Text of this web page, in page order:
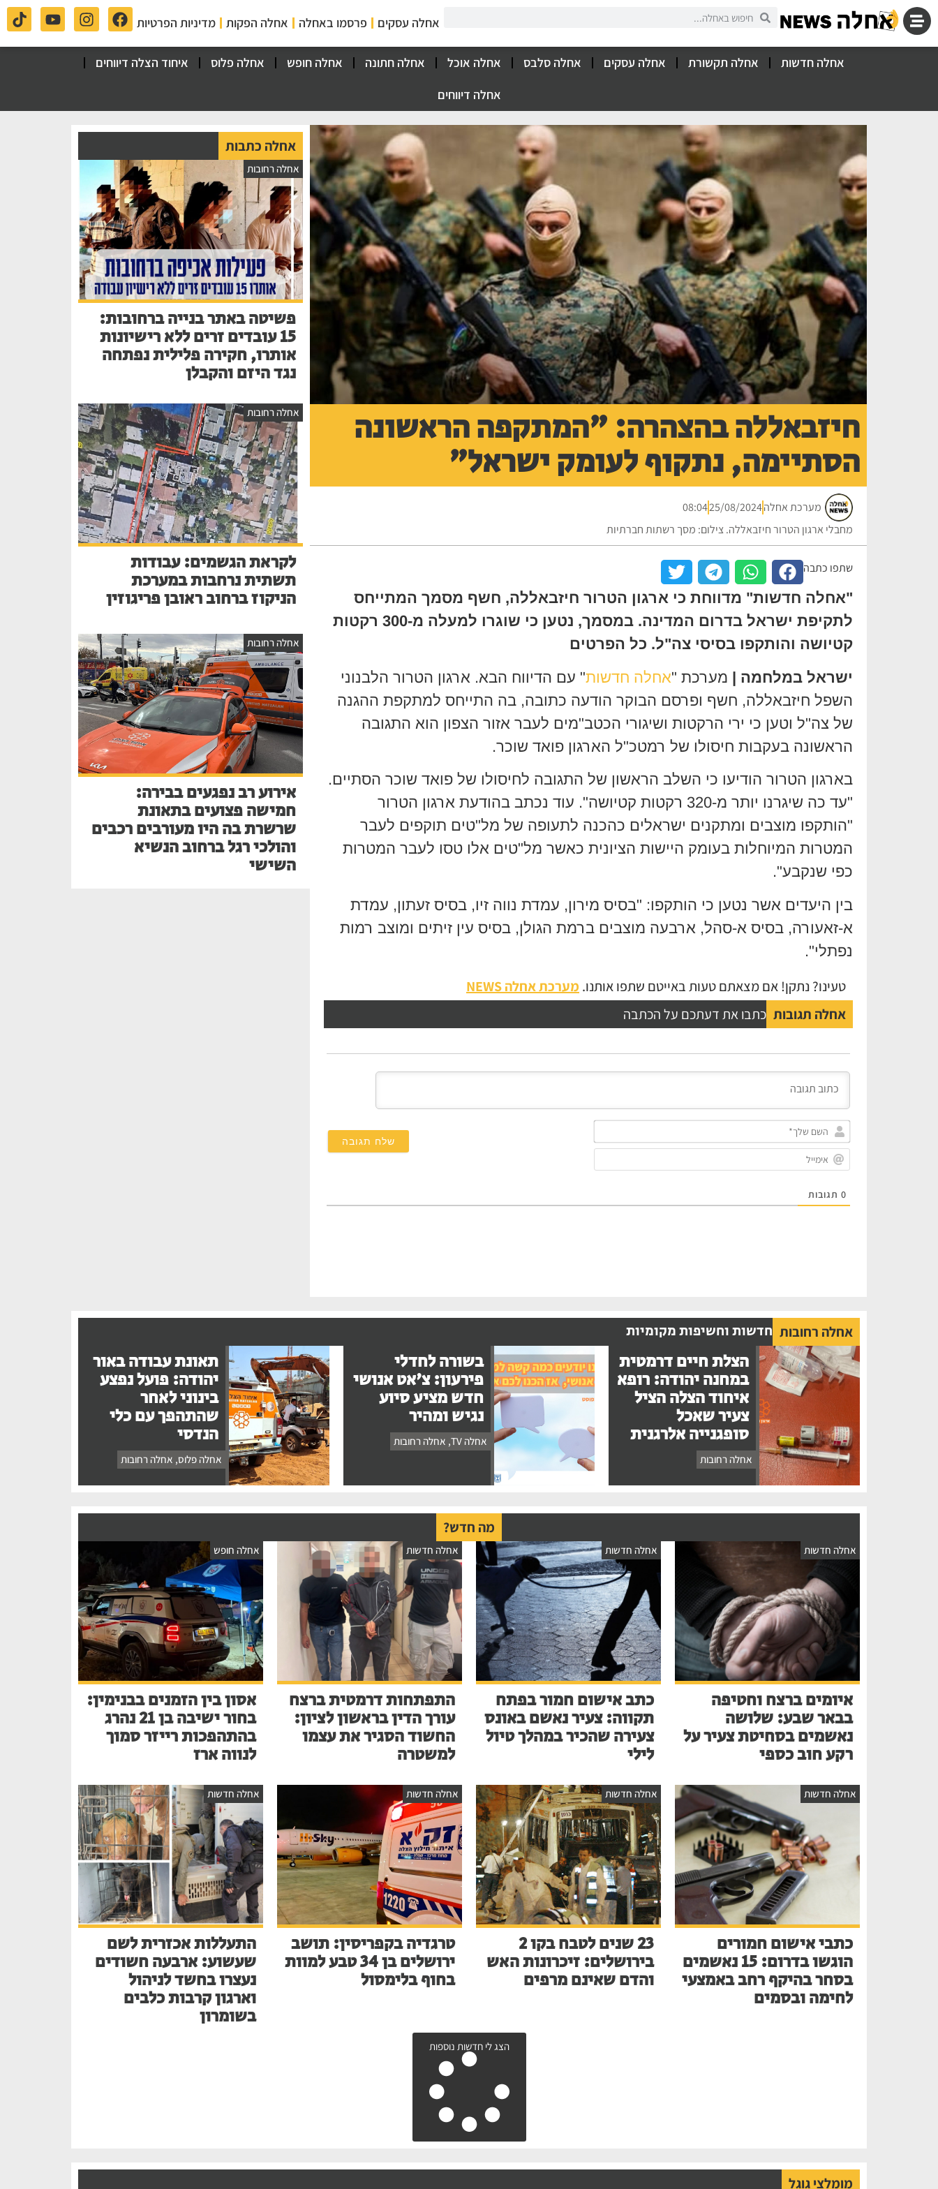
אחלה עסקים פרסמו באחלה אחלה הפקות מדיניות הפרטיות
אחלה חדשות אחלה תקשורת אחלה עסקים אחלה סלבס אחלה אוכל אחלה חתונה אחלה חופש אחלה פלוס
איחוד הצלה דיווחים
אחלה דיווחים
חיזבאללה בהצהרה: "המתקפה הראשונה
הסתיימה, נתקוף לעומק ישראל"
מערכת אחלה25/08/2024
08:04
מחבלי ארגון הטרור חיזבאללה. צילום: מסך רשתות חברתיות
שתפו כתבה
"אחלה חדשות" מדווחת כי ארגון הטרור חיזבאללה, חשף מסמך המתייחס
לתקיפת ישראל בדרום המדינה. במסמך, נטען כי שוגרו למעלה מ-300 רקטות
קטיושה והותקפו בסיסי צה"ל. כל הפרטים
ישראל במלחמה | מערכת "אחלה חדשות" עם הדיווח הבא. ארגון הטרור הלבנוני
השפל חיזבאללה, חשף ופרסם הבוקר הודעה כתובה, בה התייחס למתקפת ההגנה
של צה"ל וטען כי ירי הרקטות ושיגורי הכטב"מים לעבר אזור הצפון הוא התגובה
הראשונה בעקבות חיסולו של רמטכ"ל הארגון פואד שוכר.
בארגון הטרור הודיעו כי השלב הראשון של התגובה לחיסולו של פואד שוכר הסתיים.
"עד כה שיגרנו יותר מ-320 רקטות קטיושה". עוד נכתב בהודעת ארגון הטרור
"הותקפו מוצבים ומתקנים ישראלים כהכנה לתעופה של מל"טים תוקפים לעבר
המטרות המיוחלות בעומק היישות הציונית כאשר מל"טים אלו טסו לעבר המטרות
כפי שנקבע".
בין היעדים אשר נטען כי הותקפו: "בסיס מירון, עמדת נווה זיו, בסיס זעתון, עמדת
א-זאעורה, בסיס א-סהל, ארבעה מוצבים ברמת הגולן, בסיס עין זיתים ומוצב רמות
נפתלי".
טעינו? נתקן! אם מצאתם טעות באייטם שתפו אותנו. מערכת אחלה NEWS
אחלה תגובות כתבו את דעתכם על הכתבה
שלך*
0 תגובות
אחלה כתבות
אחלה רחובות
פשיטה באתר בנייה ברחובות:
15 עובדים זרים ללא רישיונות
אותרו, חקירה פלילית נפתחה
נגד היזם והקבלן
אחלה רחובות
לקראת הגשמים: עבודות
תשתית נרחבות במערכת
הניקוז ברחוב ראובן פריגוזין
אחלה רחובות
אירוע רב נפגעים בבירה:
חמישה פצועים בתאונת
שרשרת בה היו מעורבים רכבים
והולכי רגל ברחוב הנשיא
השישי
אחלה רחובות חדשות וחשיפות מקומיות
הצלת חיים דרמטית
במחנה יהודה: רופא
איחוד הצלה הציל
צעיר שאכל
סופגנייה אלרגנית
אחלה רחובות
בשורה לחדלי
פירעון: צ'אט אנושי
חדש מציע סיוע
נגיש ומהיר
אחלה TV , אחלה רחובות
תאונת עבודה באור
יהודה: פועל נפצע
בינוני לאחר
שהתהפך עם כלי
הנדסי
אחלה פלוס, אחלה רחובות
מה חדש?
אחלה חדשות
איומים ברצח וחטיפה
בבאר שבע: שלושה
נאשמים בסחיטת צעיר על
רקע חוב כספי
אחלה חדשות
כתב אישום חמור בפתח
תקווה: צעיר נאשם באונס
צעירה שהכיר במהלך טיול
לילי
אחלה חדשות
התפתחות דרמטית ברצח
עורך הדין בראשון לציון:
החשוד הסגיר את עצמו
למשטרה
אחלה חופש
אסון בין הזמנים בבנימין:
בחור ישיבה בן 21 נהרג
בהתהפכות רייזר סמוך
לנווה ארז
אחלה חדשות
כתבי אישום חמורים
הוגשו בדרום: 15 נאשמים
בסחר בהיקף רחב באמצעי
לחימה ובסמים
אחלה חדשות
23 שנים לטבח בקו 2
בירושלים: זיכרונות האש
והדם שאינם מרפים
אחלה חדשות
טרגדיה בקפריסין: תושב
ירושלים בן 34 טבע למוות
בחוף בלימסול
אחלה חדשות
התעללות אכזרית לשם
שעשוע: ארבעה חשודים
נעצרו בחשד לניהול
וארגון קרבות כלבים
בשומרון
הצג לי חדשות נוספות
מומלצי גוגל